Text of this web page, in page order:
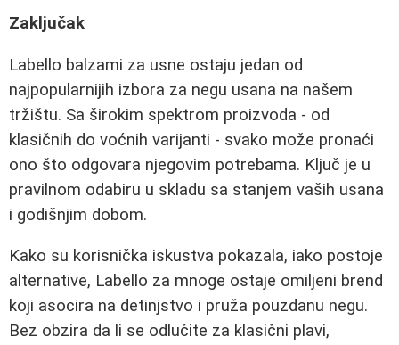
Zaključak
Labello balzami za usne ostaju jedan od
najpopularnijih izbora za negu usana na našem
tržištu. Sa širokim spektrom proizvoda - od
klasičnih do voćnih varijanti - svako može pronaći
ono što odgovara njegovim potrebama. Ključ je u
pravilnom odabiru u skladu sa stanjem vaših usana
i godišnjim dobom.
Kako su korisnička iskustva pokazala, iako postoje
alternative, Labello za mnoge ostaje omiljeni brend
koji asocira na detinjstvo i pruža pouzdanu negu.
Bez obzira da li se odlučite za klasični plavi,